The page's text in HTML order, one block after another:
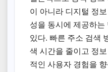
이 아니라 디지털 정
성을 동시에 제공하
있다. 빠른 주소 검색
색 시간을 줄이고 정
적인 사용자 경험을